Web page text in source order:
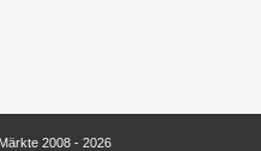
2008 - 2026